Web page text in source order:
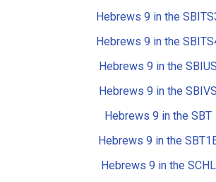
Hebrews 9 in the
Hebrews 9 in the
Hebrews 9 in the SBIUS
Hebrews 9 in the SBIVS
Hebrews 9 in the SBT
Hebrews 9 in the
Hebrews 9 in the SCHL